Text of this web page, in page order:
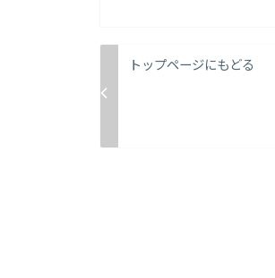
トップページにもどる